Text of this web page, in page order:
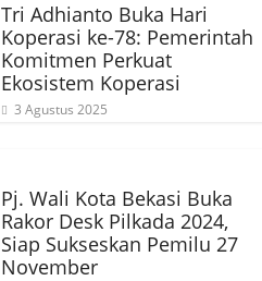
Tri Adhianto Buka Hari
Koperasi ke-78: Pemerintah
Komitmen Perkuat
Ekosistem Koperasi
3 Agustus 2025
Pj. Wali Kota Bekasi Buka
Rakor Desk Pilkada 2024,
Siap Sukseskan Pemilu 27
November